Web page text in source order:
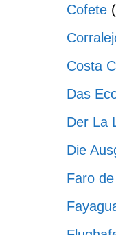
Cofete
Costa
Das
Der La
Die
Faro